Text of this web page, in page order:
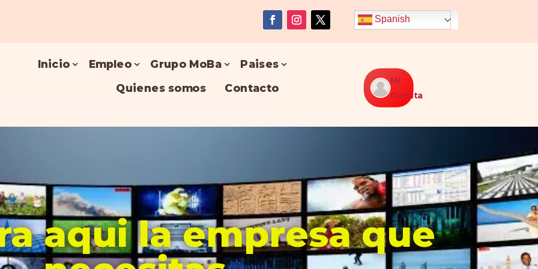
Spanish
Inicio Empleo Grupo MoBa
Paises
Quienes somos
Contacto
Mi
Cuenta
aqui la empresa que